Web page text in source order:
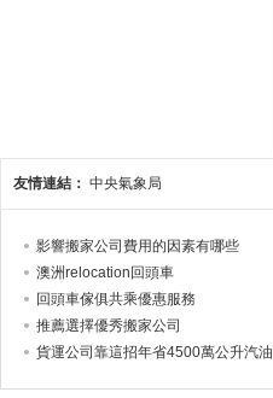
友情連結： 中央氣象局
影響搬家公司費用的因素有哪些
澳洲relocation回頭車
回頭車傢俱共乘優惠服務
推薦選擇優秀搬家公司
貨運公司靠這招年省4500萬公升汽油